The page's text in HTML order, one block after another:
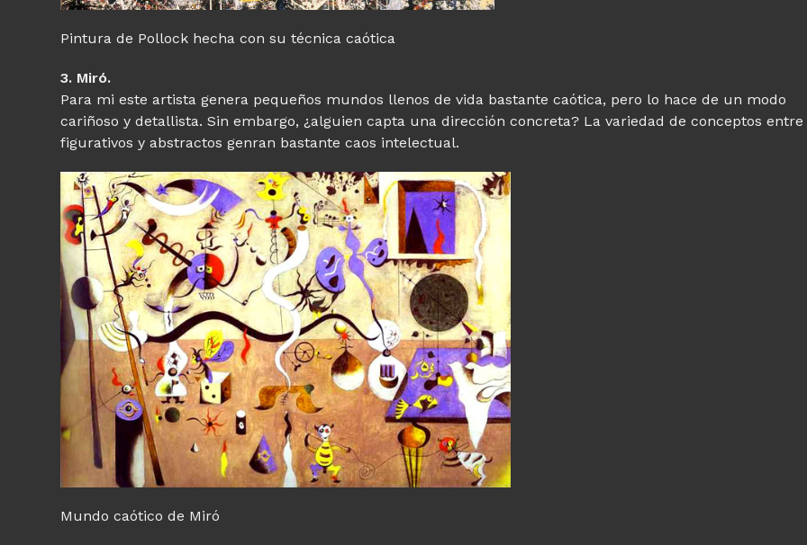
Pintura de Pollock hecha con su técnica caótica
3. Miró.
Para mi este artista genera pequeños mundos llenos de vida bastante caótica, pero lo hace de un modo
cariñoso y detallista. Sin embargo, ¿alguien capta una dirección concreta? La variedad de conceptos entre
figurativos y abstractos genran bastante caos intelectual.
Mundo caótico de Miró